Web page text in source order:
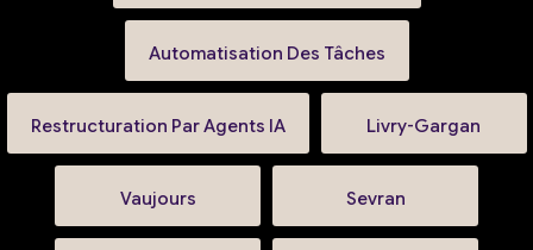
Automatisation Des Tâches
Restructuration Par Agents IA Livry-Gargan
Vaujours Sevran